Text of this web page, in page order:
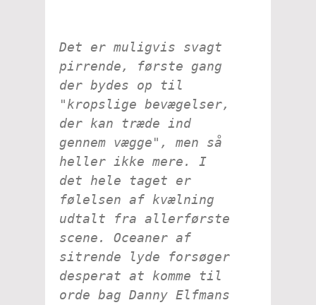
Det er muligvis svagt
pirrende, første gang
der bydes op til
"kropslige bevægelser,
der kan træde ind
gennem vægge", men så
heller ikke mere. I
det hele taget er
følelsen af kvælning
udtalt fra allerførste
scene. Oceaner af
sitrende lyde forsøger
desperat at komme til
orde bag Danny Elfmans